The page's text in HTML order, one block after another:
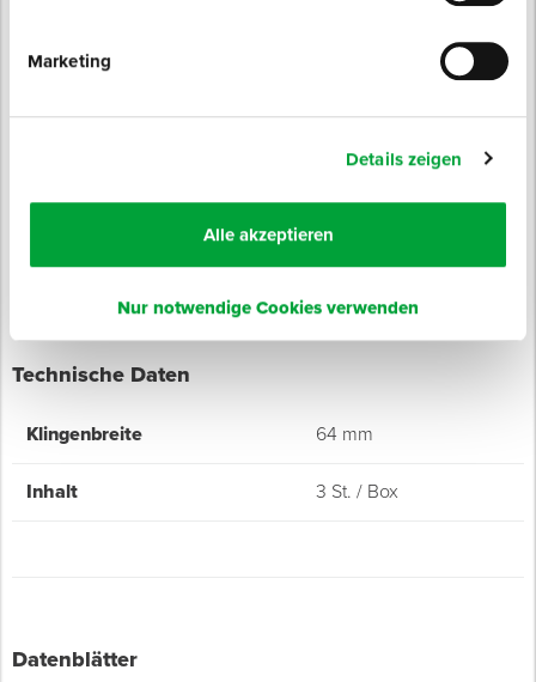
Marketing
Details zeigen
Alle akzeptieren
Nur notwendige Cookies verwenden
Perfekt geeignet für das Abziehen von Farbe und Lack oder
dem Entfernen von hartnäckigen Klebstoffresten.
Passend zum Abzieh-Schaber (Art.-Nr. Z153029).
Material: rostfreier Karbonstahl
Technische Daten
Klingenbreite 64 mm
Inhalt 3 St. / Box
Datenblätter